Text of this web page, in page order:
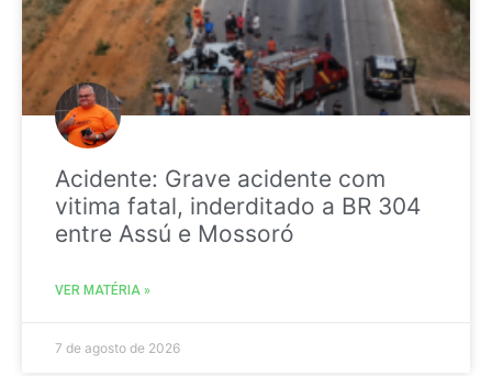
Acidente: Grave acidente com
vitima fatal, inderditado a BR 304
entre Assú e Mossoró
VER MATÉRIA »
7 de agosto de 2026